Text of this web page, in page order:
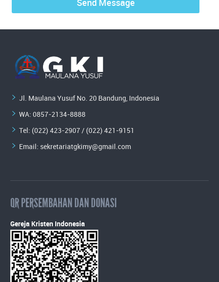
Jl. Maulana Yusuf No. 20 Bandung, Indonesia
WA: 0857-2134-8888
Tel: (022) 423-2907 / (022) 421-9151
Email: sekretariatgkimy@gmail.com
QR PERSEMBAHAN DAN DONASI
Gereja Kristen Indonesia